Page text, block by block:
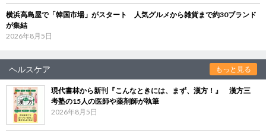
横浜高島屋で「韓国市場」がスタート 人気グルメから雑貨まで約30ブランド
が集結
2026年8月5日
ヘルスケア もっと見る
現代書林から新刊『こんなときには、まず、漢方！』 漢方三
考塾の15人の医師や薬剤師が執筆
2026年8月5日